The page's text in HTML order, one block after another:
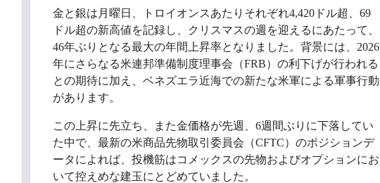
金と銀は月曜日、トロイオンスあたりそれぞれ4,420ドル超、69
ドル超の新高値を記録し、クリスマスの週を迎えるにあたって、
46年ぶりとなる最大の年間上昇率となりました。背景には、2026
年にさらなる米連邦準備制度理事会（FRB）の利下げが行われる
との期待に加え、ベネズエラ近海での新たな米軍による軍事行動
があります。
この上昇に先立ち、また金価格が先週、6週間ぶりに下落してい
た中で、最新の米商品先物取引委員会（CFTC）のポジションデ
ータによれば、投機筋はコメックスの先物およびオプションにお
いて控えめな建玉にとどめていました。